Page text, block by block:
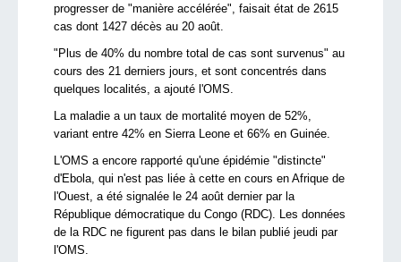
progresser de "manière accélérée", faisait état de 2615
cas dont 1427 décès au 20 août.
"Plus de 40% du nombre total de cas sont survenus" au
cours des 21 derniers jours, et sont concentrés dans
quelques localités, a ajouté l'OMS.
La maladie a un taux de mortalité moyen de 52%,
variant entre 42% en Sierra Leone et 66% en Guinée.
L'OMS a encore rapporté qu'une épidémie "distincte"
d'Ebola, qui n'est pas liée à cette en cours en Afrique de
l'Ouest, a été signalée le 24 août dernier par la
République démocratique du Congo (RDC). Les données
de la RDC ne figurent pas dans le bilan publié jeudi par
l'OMS.